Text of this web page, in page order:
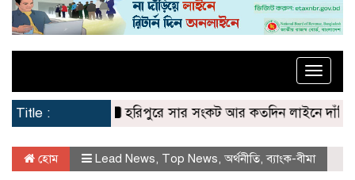
Toggle
Title :
হরিপুরে সার সংকট আর কতদিন লাইনে দাঁড়িয়ে কৃষকে
হোম Lead News Top News অর্থনীতি ,ব্যাংক-বীমা